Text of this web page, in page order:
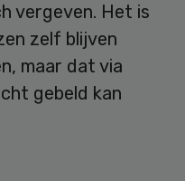
vergeven. Het is
zelf blijven
maar dat via
gebeld kan